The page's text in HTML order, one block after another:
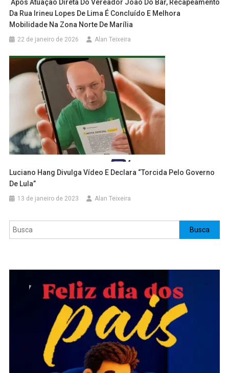
️ Após Atuação Direta Do Vereador João Do Bar, Recapeamento
Da Rua Irineu Lopes De Lima É Concluído E Melhora
Mobilidade Na Zona Norte De Marília
22 de janeiro de 2026 Alan Teixeira
Luciano Hang Divulga Vídeo E Declara “torcida Pelo Governo
De Lula”
13 de janeiro de 2023 Alan Teixeira
Pesquisar Busca